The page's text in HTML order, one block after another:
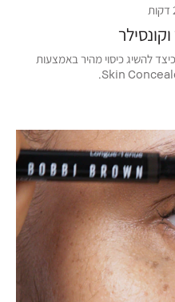
להשיג כיסוי מהיר באמצעות